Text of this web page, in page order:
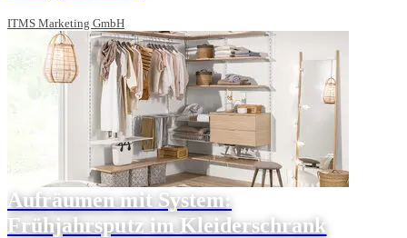
ITMS Marketing GmbH
Aufräumen mit System:
Frühjahrsputz im Kleiderschrank